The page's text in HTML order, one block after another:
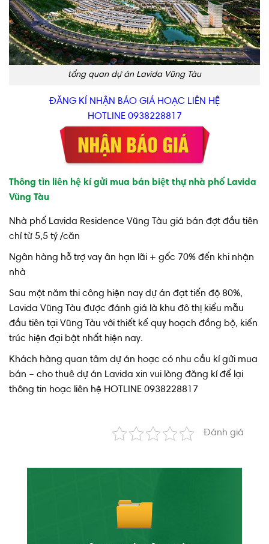
tổng quan dự án Lavida Vũng Tàu
ĐĂNG KÍ NHẬN BÁO GIÁ HOẠC LIÊN HỆ
HOTLINE 0938228817
Thông tin liên hệ kí gửi mua bán biệt thự nhà phố Lavida
Vũng Tàu
Nhà phố Lavida Residence Vũng Tàu giá bán đợt đầu tiên
chỉ từ 5,5 tỷ /căn
Ngân hàng hỗ trợ vay ân hạn lãi + gốc 70% đến khi nhận
nhà
Sau một năm thi công hiện nay dự án đạt tiến độ 80%,
Lavida Vũng Tàu được đánh giá là khu đô thị kiểu mẫu
đầu tiên tại Vũng Tàu với thiết kế quy hoạch đồng bộ, kiến
trúc hiện đại bật nhất hiện nay.
Khách hàng quan tâm dự án hoạc có nhu cầu kí gửi mua
bán – cho thuê dự án Lavida xin vui lòng đăng kí để lại
thông tin hoạc liên hệ HOTLINE 0938228817
Đánh giá